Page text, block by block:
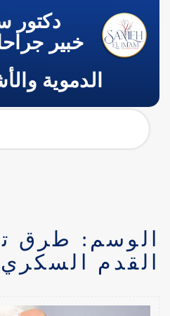
دكتور
خبير
الدموية
الوسم:
طرق
القدم السكري